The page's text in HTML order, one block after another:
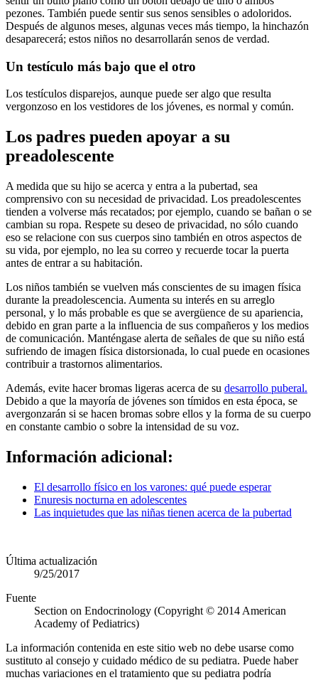
pezones. También puede sentir sus senos sensibles o adoloridos.
Después de algunos meses, algunas veces más tiempo, la hinchazón
desaparecerá; estos niños no desarrollarán senos de verdad.
Un testículo más bajo que el otro
Los testículos disparejos, aunque puede ser algo que resulta
vergonzoso en los vestidores de los jóvenes, es normal y común.
Los padres pueden apoyar a su
preadolescente
A medida que su hijo se acerca y entra a la pubertad, sea
comprensivo con su necesidad de privacidad. Los preadolescentes
tienden a volverse más recatados; por ejemplo, cuando se bañan o se
cambian su ropa. Respete su deseo de privacidad, no sólo cuando
eso se relacione con sus cuerpos sino también en otros aspectos de
su vida, por ejemplo, no lea su correo y recuerde tocar la puerta
antes de entrar a su habitación.
Los niños también se vuelven más conscientes de su imagen física
durante la preadolescencia. Aumenta su interés en su arreglo
personal, y lo más probable es que se avergüence de su apariencia,
debido en gran parte a la influencia de sus compañeros y los medios
de comunicación. Manténgase alerta de señales de que su niño está
sufriendo de imagen física distorsionada, lo cual puede en ocasiones
contribuir a trastornos alimentarios.
Además, evite hacer bromas ligeras acerca de su desarrollo puberal.
Debido a que la mayoría de jóvenes son tímidos en esta época, se
avergonzarán si se hacen bromas sobre ellos y la forma de su cuerpo
en constante cambio o sobre la intensidad de su voz.
Información adicional:
El desarrollo físico en los varones: qué puede esperar
Enuresis nocturna en adolescentes
Las inquietudes que las niñas tienen acerca de la pubertad
Última actualización
9/25/2017
Fuente
Section on Endocrinology (Copyright © 2014 American
Academy of Pediatrics)
La información contenida en este sitio web no debe usarse como
sustituto al consejo y cuidado médico de su pediatra. Puede haber
muchas variaciones en el tratamiento que su pediatra podría